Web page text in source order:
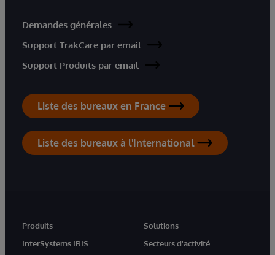
Demandes générales
Support TrakCare par email
Support Produits par email
Liste des bureaux en France
Liste des bureaux à l'International
Produits
InterSystems IRIS
Solutions
Secteurs d'activité